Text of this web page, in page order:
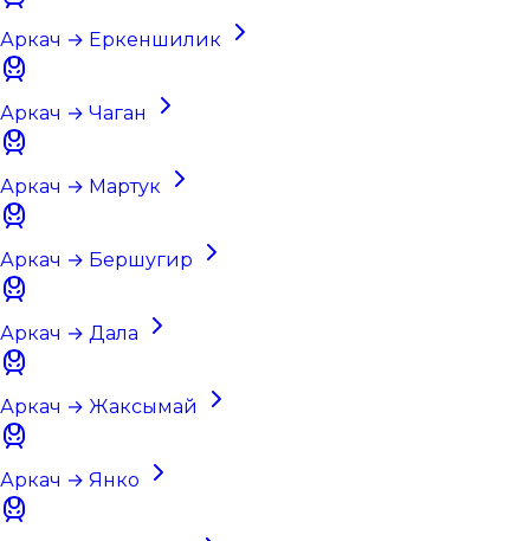
Аркач → Еркеншилик
Аркач → Чаган
Аркач → Мартук
Аркач → Бершугир
Аркач → Дала
Аркач → Жаксымай
Аркач → Янко